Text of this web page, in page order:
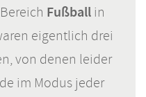
Fußballin
eigentlich drei
von denen leider
im Modus jeder